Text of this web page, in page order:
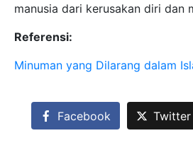
manusia dari kerusakan diri dan
Referensi:
Minuman yang Dilarang dalam
Facebook Twitter